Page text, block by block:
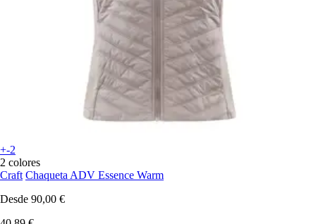
+-2
2 colores
Craft Chaqueta ADV Essence Warm
Desde 90,00 €